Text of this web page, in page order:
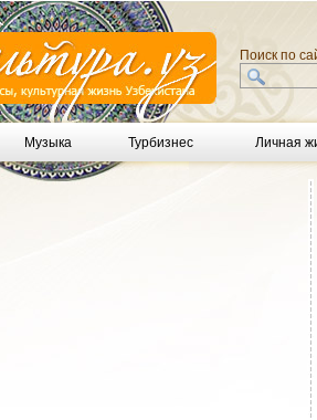
Поиск по
Музыка Турбизнес Личная